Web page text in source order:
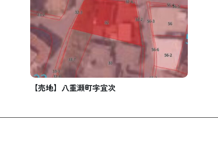
【売地】八重瀬町字宜次